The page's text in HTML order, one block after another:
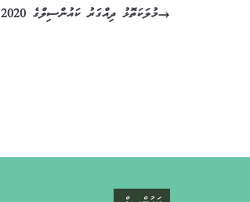
މުލަކަތޮޅު ދިއްގަރު ކައުންސިލްގެ 2020 ވަނައަހަރުގެ މޮނިޓަރިންގ ރިޕޯޓް